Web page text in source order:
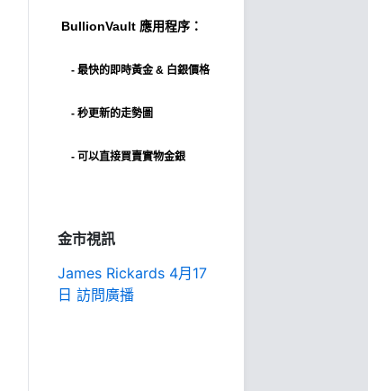
BullionVault 應用程序：
- 最快的即時黃金 & 白銀價格
- 秒更新的走勢圖
- 可以直接買賣實物金銀
金市視訊
James Rickards 4月17
日 訪問廣播